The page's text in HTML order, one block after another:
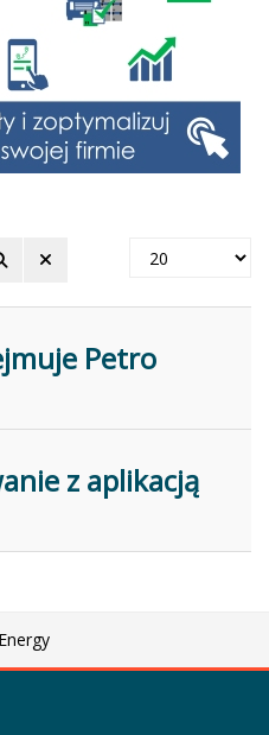
Pokaż
Petro
z aplikacją